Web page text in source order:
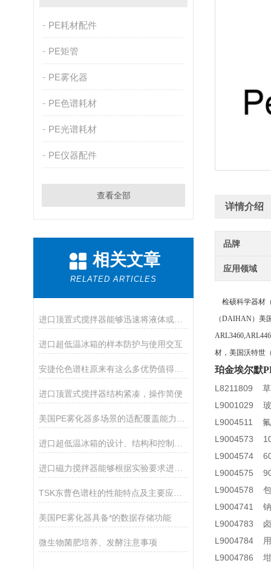
PE耗材配件
PE矩管
PE雾化器
PE色谱耗材
PE光谱耗材
PE仪器配件
查看全部
相关文章
RELATED ARTICLES
进口顶置式搅拌器能够迅速将液体或固体物质搅拌均匀
进口超低温冰箱的样本防护与使用交互
安捷伦色谱柱原来有这么多优势值得我们选择
进口顶置式搅拌器结构紧凑，操作简便
进口磁力搅拌器能够根据实验要求进行精细调节
美国PE雾化器具备*的数据存储功能
微生物菌肥培养、发酵注意事项
详情介绍
品牌
应用领域
检硕科学器材
（DAIHAN）美
材，美国沃特世
珀金埃尔默
L8211809 草
L9001029 玻
L9004511 氟
L9004573
L9004574 60
L9004575 90
L9004578 包
L9004741 钠
L9004783 卤
L9004784 用
L9004786 坩